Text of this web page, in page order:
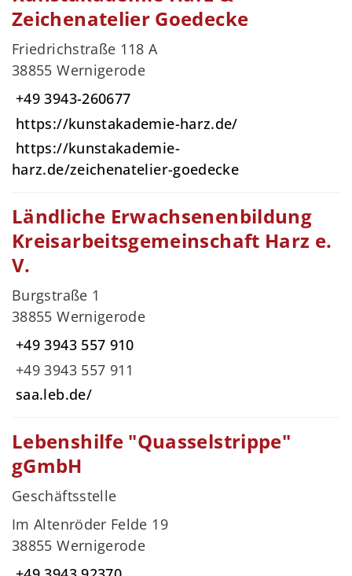
Zeichenatelier Goedecke
Friedrichstraße 118 A
38855 Wernigerode
+49 3943-260677
https://kunstakademie-harz.de/
https://kunstakademie-
harz.de/zeichenatelier-goedecke
Ländliche Erwachsenenbildung
Kreisarbeitsgemeinschaft Harz e.
V.
Burgstraße 1
38855 Wernigerode
+49 3943 557 910
+49 3943 557 911
saa.leb.de/
Lebenshilfe "Quasselstrippe"
gGmbH
Geschäftsstelle
Im Altenröder Felde 19
38855 Wernigerode